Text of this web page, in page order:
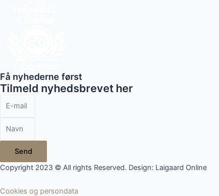
Få nyhederne først
Tilmeld nyhedsbrevet her
Send
Copyright 2023 © All rights Reserved. Design: Laigaard Online
Cookies og persondata